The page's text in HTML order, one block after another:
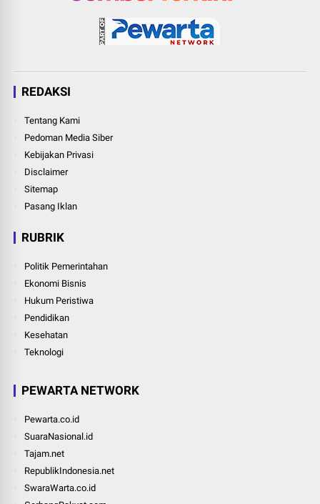
REDAKSI
Tentang Kami
Pedoman Media Siber
Kebijakan Privasi
Disclaimer
Sitemap
Pasang Iklan
RUBRIK
Politik Pemerintahan
Ekonomi Bisnis
Hukum Peristiwa
Pendidikan
Kesehatan
Teknologi
PEWARTA NETWORK
Pewarta.co.id
SuaraNasional.id
Tajam.net
RepublikIndonesia.net
SwaraWarta.co.id